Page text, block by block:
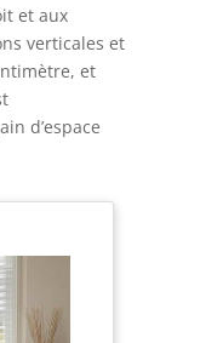
et aux
verticales et
et
d’espace